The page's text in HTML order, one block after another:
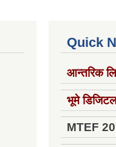
Quick
आन्तरिक
भूमे
MTEF